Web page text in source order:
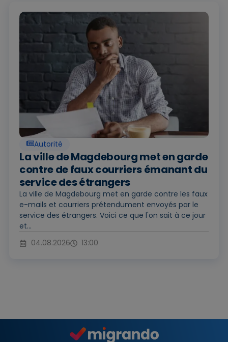
Autorité
La ville de Magdebourg met en garde
contre de faux courriers émanant du
service des étrangers
La ville de Magdebourg met en garde contre les faux
e-mails et courriers prétendument envoyés par le
service des étrangers. Voici ce que l'on sait à ce jour
et...
04.08.2026
13:00